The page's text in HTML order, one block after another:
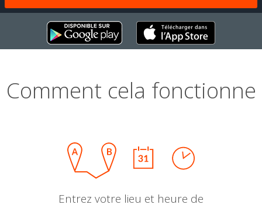
Comment cela fonctionne
Entrez votre lieu et heure de